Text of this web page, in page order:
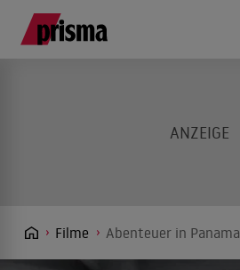
Filme Abenteuer in Panama